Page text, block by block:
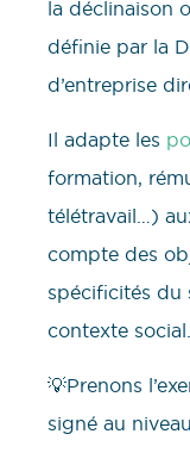
la déclinaison
définie par la
d’entreprise
Il adapte les
formation,
télétravail…)
compte des
spécificités du
contexte social.
💡Prenons
signé au